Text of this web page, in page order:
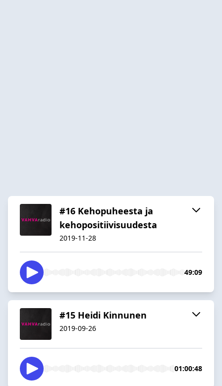
#16 Kehopuheesta ja
kehopositiivisuudesta
2019-11-28
49:09
#15 Heidi Kinnunen
2019-09-26
01:00:48